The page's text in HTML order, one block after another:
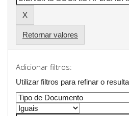
Retornar valores
Adicionar filtros:
Utilizar filtros para refinar o